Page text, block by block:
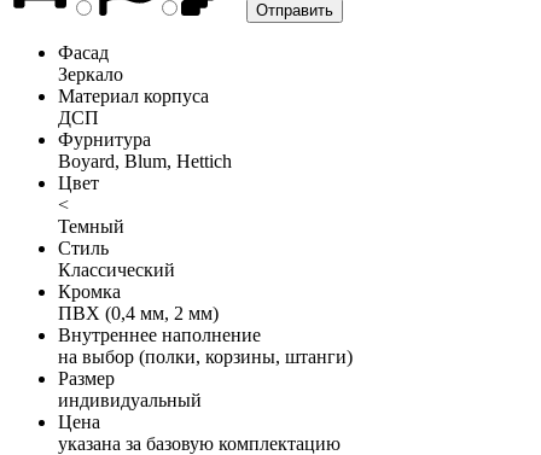
Фасад
Зеркало
Материал корпуса
ДСП
Фурнитура
Boyard, Blum, Hettich
Цвет
<
Темный
Стиль
Классический
Кромка
ПВХ (0,4 мм, 2 мм)
Внутреннее наполнение
на выбор (полки, корзины, штанги)
Размер
индивидуальный
Цена
указана за базовую комплектацию